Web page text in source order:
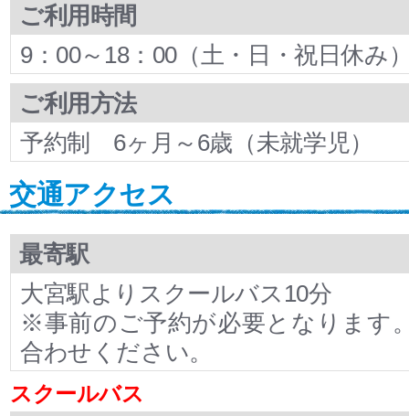
ご利用時間
9：00～18：00（土・日・祝日休み
ご利用方法
予約制 6ヶ月～6歳（未就学児）
交通アクセス
最寄駅
大宮駅よりスクールバス10分
※事前のご予約が必要となります
合わせください。
スクールバス